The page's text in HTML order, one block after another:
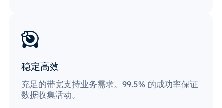
稳定高效
充足的带宽支持业务需求。99.5% 的成功率保证
数据收集活动。